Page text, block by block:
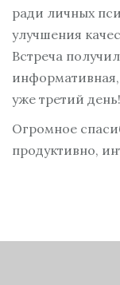
ради личных
улучшения
Встреча
уже третий день!
Огромное
продуктивно,